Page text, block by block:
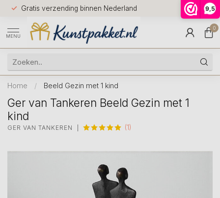
9,5
Gratis verzending binnen Nederland
Voor
huis
9.5
MENU
0
Home / Beeld Gezin met 1 kind
Ger van Tankeren Beeld Gezin met 1
kind
GER VAN TANKEREN (1)